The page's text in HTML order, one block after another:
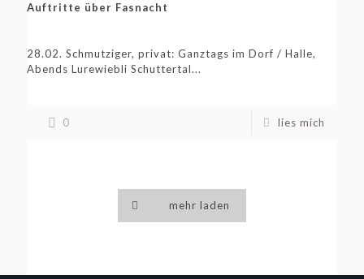
Auftritte über Fasnacht
28.02. Schmutziger, privat: Ganztags im Dorf / Halle,
Abends Lurewiebli Schuttertal...
0 lies mich
mehr laden